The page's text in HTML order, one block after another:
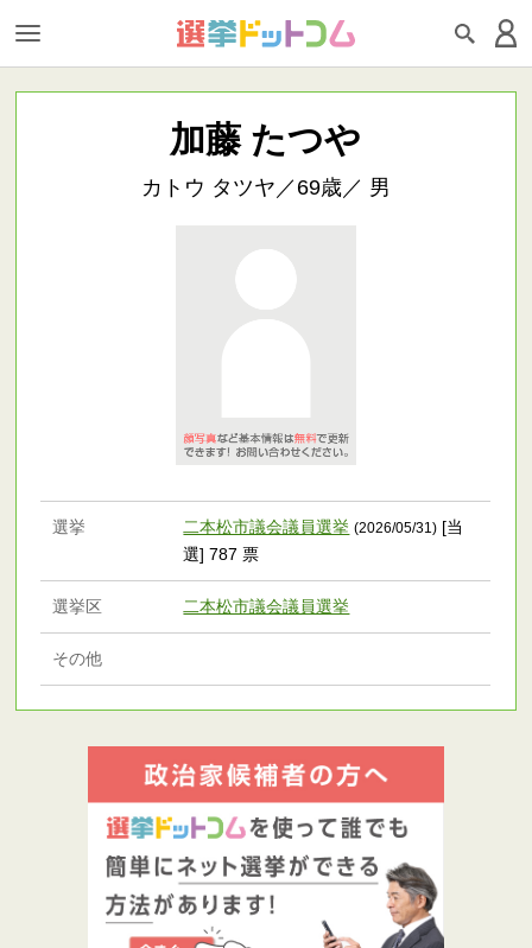
加藤 たつや
カトウ タツヤ／69歳／ 男
選挙 二本松市議会議員選挙 (2026/05/31) [当
選] 787 票
選挙区 二本松市議会議員選挙
その他